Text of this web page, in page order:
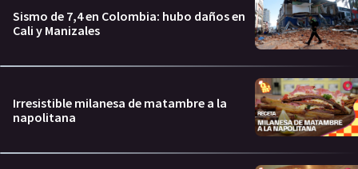
Sismo de 7,4 en Colombia: hubo daños en
Cali y Manizales
Irresistible milanesa de matambre a la
napolitana